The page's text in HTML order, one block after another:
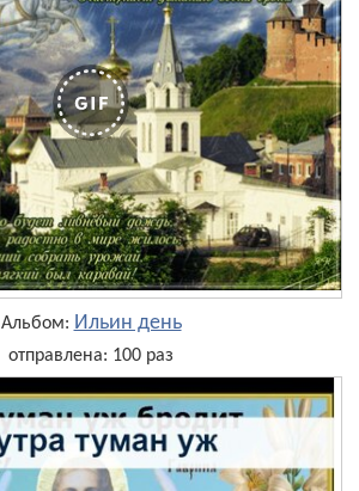
Альбом: Ильин день
отправлена: 100 раз